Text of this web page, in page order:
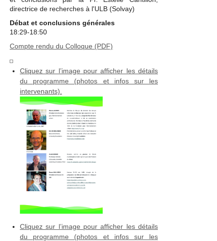
directrice de recherches à l'ULB (Solvay)
Débat et conclusions générales
18:29-18:50
Compte rendu du Colloque (PDF)
Cliquez sur l’image pour afficher les détails
du programme (photos et infos sur les
intervenants).
Cliquez sur l’image pour afficher les détails
du programme (photos et infos sur les